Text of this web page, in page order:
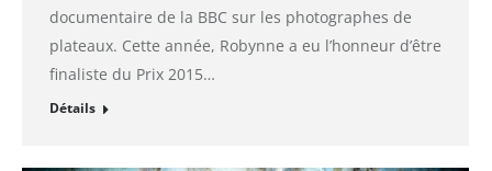
documentaire de la BBC sur les photographes de
plateaux. Cette année, Robynne a eu l’honneur d’être
finaliste du Prix 2015…
Détails